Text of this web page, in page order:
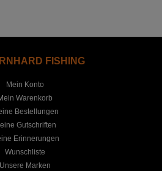
FISHING
Mein Konto
Warenkorb
Bestellungen
Gutschriften
Erinnerungen
Wunschliste
Unsere Marken